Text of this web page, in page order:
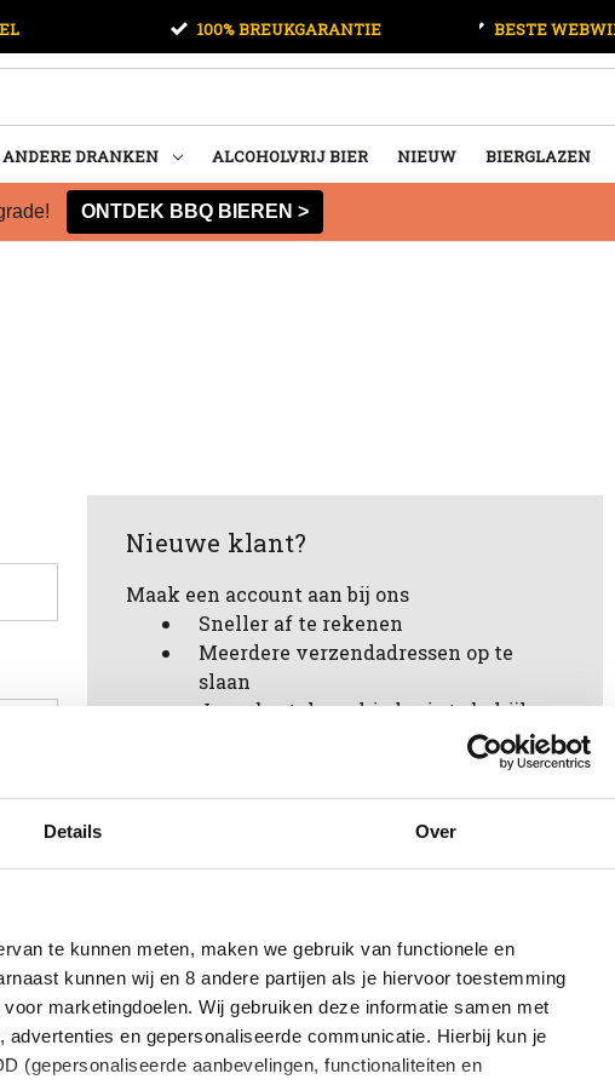
Details Over
te kunnen meten, maken we gebruik van functionele en
kunnen wij en 8 andere partijen als je hiervoor toestemming
marketingdoelen. Wij gebruiken deze informatie samen met
en gepersonaliseerde communicatie. Hierbij kun je
(gepersonaliseerde aanbevelingen, functionaliteiten en
100% BREUKGARANTIE BESTE
ANDERE DRANKEN ALCOHOLVRIJ BIER NIEUW BIERGLAZEN
ONTDEK BBQ BIEREN >
Nieuwe klant?
Maak een account aan bij ons
Sneller af te rekenen
Meerdere verzendadressen op te
slaan
Jouw bestelgeschiedenis te bekijken
Nieuwe bestellingen te volgen
verlanglijstje
Account aanmaken